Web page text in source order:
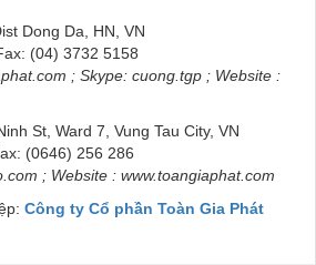
Dong Da, HN, VN
(04) 3732 5158
; Skype: cuong.tgp ; Website :
St, Ward 7, Vung Tau City, VN
(0646) 256 286
; Website : www.toangiaphat.com
Công ty Cổ phần Toàn Gia Phát